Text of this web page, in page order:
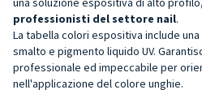
professionisti del settore nail.
La tabella colori espositiva include
smalto e pigmento liquido UV.
professionale ed impeccabile per
nell'applicazione del colore unghie.